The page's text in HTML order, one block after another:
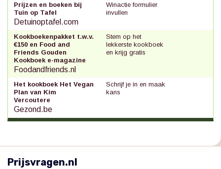
Prijzen en boeken bij
Tuin op Tafel
Detuinoptafel.com
Winactie formulier
invullen
Kookboekenpakket t.w.v.
€150 en Food and
Friends Gouden
Kookboek e-magazine
Foodandfriends.nl
Stem op het
lekkerste kookboek
en krijg gratis
Het kookboek Het Vegan
Plan van Kim
Vercoutere
Gezond.be
Schrijf je in en maak
kans
Prijsvragen.nl